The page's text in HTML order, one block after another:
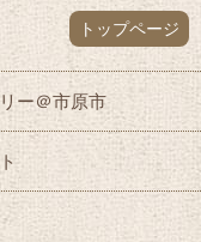
トップページ
ー＠市原市